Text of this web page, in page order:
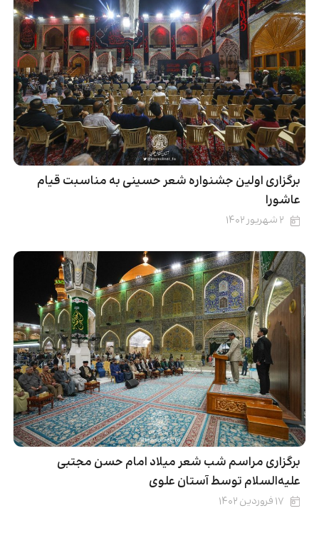
برگزاری اولین جشنواره شعر حسینی به‌ مناسبت قیام
عاشورا
۲ شهریور ۱۴۰۲
برگزاری مراسم شب شعر میلاد امام حسن مجتبی
علیه‌السلام توسط آستان علوی
۱۷ فروردین ۱۴۰۲